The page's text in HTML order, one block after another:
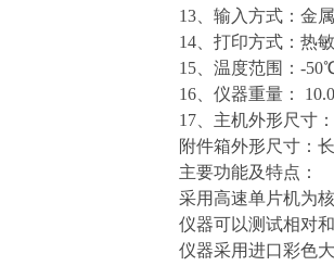
13、输入方式：金
14、打印方式：热
15、温度范围：-
16、仪器重量：
17、主机外形尺寸
附件箱外形尺寸：
主要功能及特点：
采用高速单片机为
仪器可以测试相对
仪器采用进口彩色